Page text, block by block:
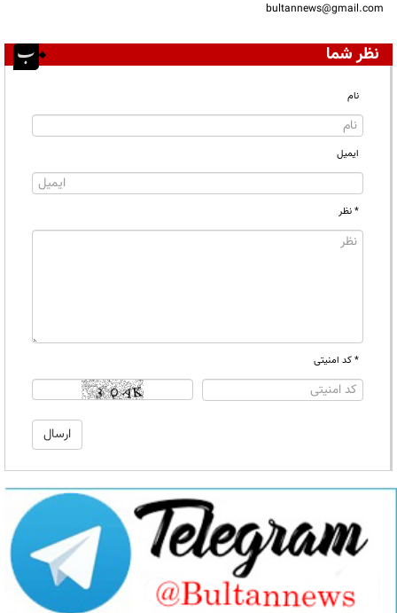
bultannews@gmail.com
نظر شما
نام
ایمیل
* نظر
* کد امنیتی